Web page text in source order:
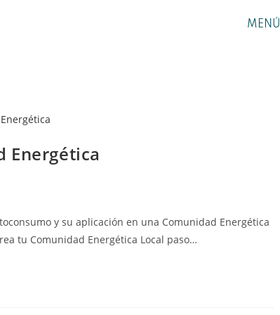
MENÚ
Energética
y su aplicación en una Comunidad Energética
tu Comunidad Energética Local paso…